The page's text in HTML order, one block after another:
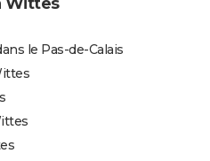
le Pas-de-Calais